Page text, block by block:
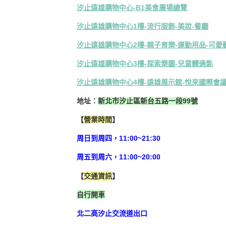
汐止遠雄購物中心-B1美食廣場總覽
汐止遠雄購物中心1樓-流行服飾-美妝-餐廳
汐止遠雄購物中心2樓-親子育樂-運動用品-可愛
汐止遠雄購物中心3樓-探索樂園-兒童體適能
汐止遠雄購物中心4樓-遠雄展示館-悅來國際會
地址： 新北市汐止區新台五路一段99號
【營業時間】
周日到周四，11:00~21:30
周五到周六，11:00~20:00
【交通資訊】
自行開車
北二高汐止交流道出口